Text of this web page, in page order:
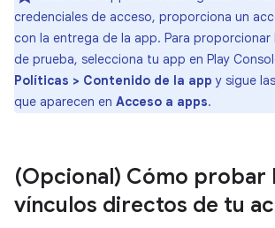
credenciales de acceso, proporciona un
con la entrega de la app. Para proporcionar
de prueba, selecciona tu app en Play
Políticas > Contenido de la app y sigue
que aparecen en Acceso a apps.
(Opcional) Cómo probar
vínculos directos de tu